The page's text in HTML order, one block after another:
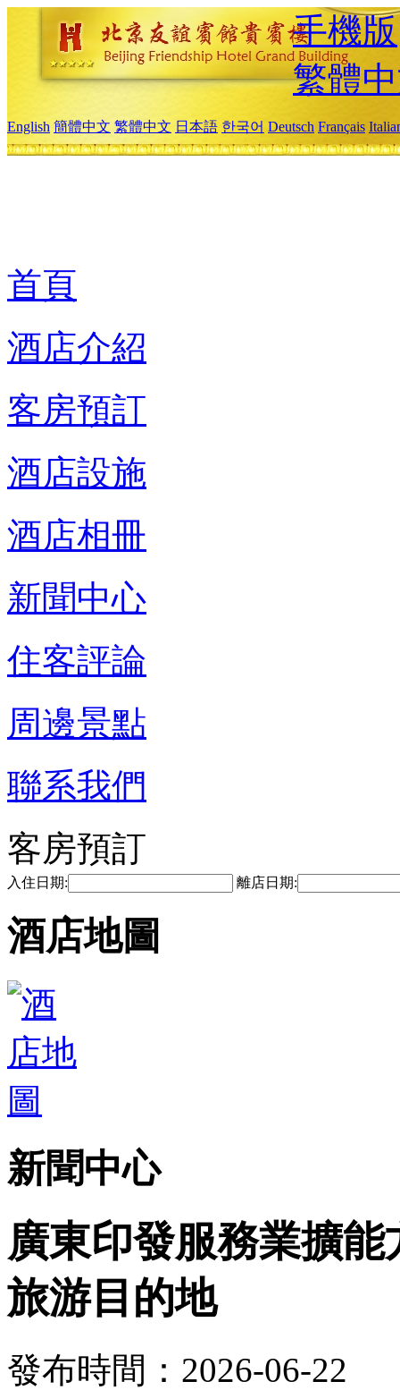
手機版
繁體
English 簡體中文 繁體中文 日本語 한국어 Deutsch Français
首頁
酒店介紹
客房預訂
酒店設施
酒店相冊
新聞中心
住客評論
周邊景點
聯系我們
客房預訂
入住日期: 離店日期:
酒店地圖
新聞中心
廣東印發服務業擴
旅游目的地
發布時間：2026-06-22